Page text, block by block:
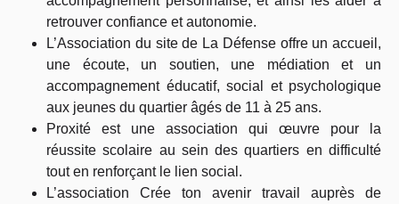
retrouver confiance et autonomie.
L’Association du site de La Défense offre un accueil,
une écoute, un soutien, une médiation et un
accompagnement éducatif, social et psychologique
aux jeunes du quartier âgés de 11 à 25 ans.
Proxité est une association qui œuvre pour la
réussite scolaire au sein des quartiers en difficulté
tout en renforçant le lien social.
L’association Crée ton avenir travail auprès de